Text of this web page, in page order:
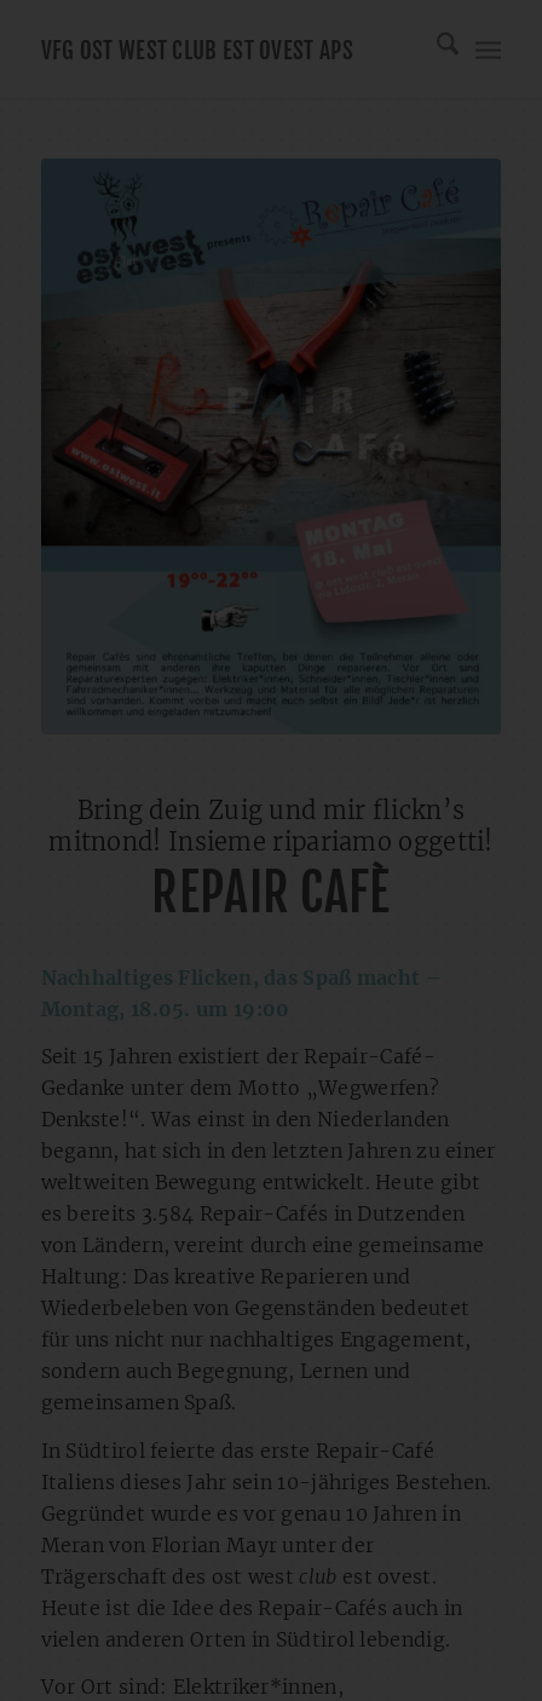
VFG OST WEST CLUB EST OVEST APS
Bring dein Zuig und mir flickn’s
mitnond! Insieme ripariamo oggetti!
REPAIR CAFÈ
Nachhaltiges Flicken, das Spaß macht –
Montag, 18.05. um 19:00
Seit 15 Jahren existiert der Repair-Café-
Gedanke unter dem Motto „Wegwerfen?
Denkste!“. Was einst in den Niederlanden
begann, hat sich in den letzten Jahren zu einer
weltweiten Bewegung entwickelt. Heute gibt
es bereits 3.584 Repair-Cafés in Dutzenden
von Ländern, vereint durch eine gemeinsame
Haltung: Das kreative Reparieren und
Wiederbeleben von Gegenständen bedeutet
für uns nicht nur nachhaltiges Engagement,
sondern auch Begegnung, Lernen und
gemeinsamen Spaß.
In Südtirol feierte das erste Repair-Café
Italiens dieses Jahr sein 10-jähriges Bestehen.
Gegründet wurde es vor genau 10 Jahren in
Meran von Florian Mayr unter der
Trägerschaft des ost west club est ovest.
Heute ist die Idee des Repair-Cafés auch in
vielen anderen Orten in Südtirol lebendig.
Vor Ort sind: Elektriker*innen,